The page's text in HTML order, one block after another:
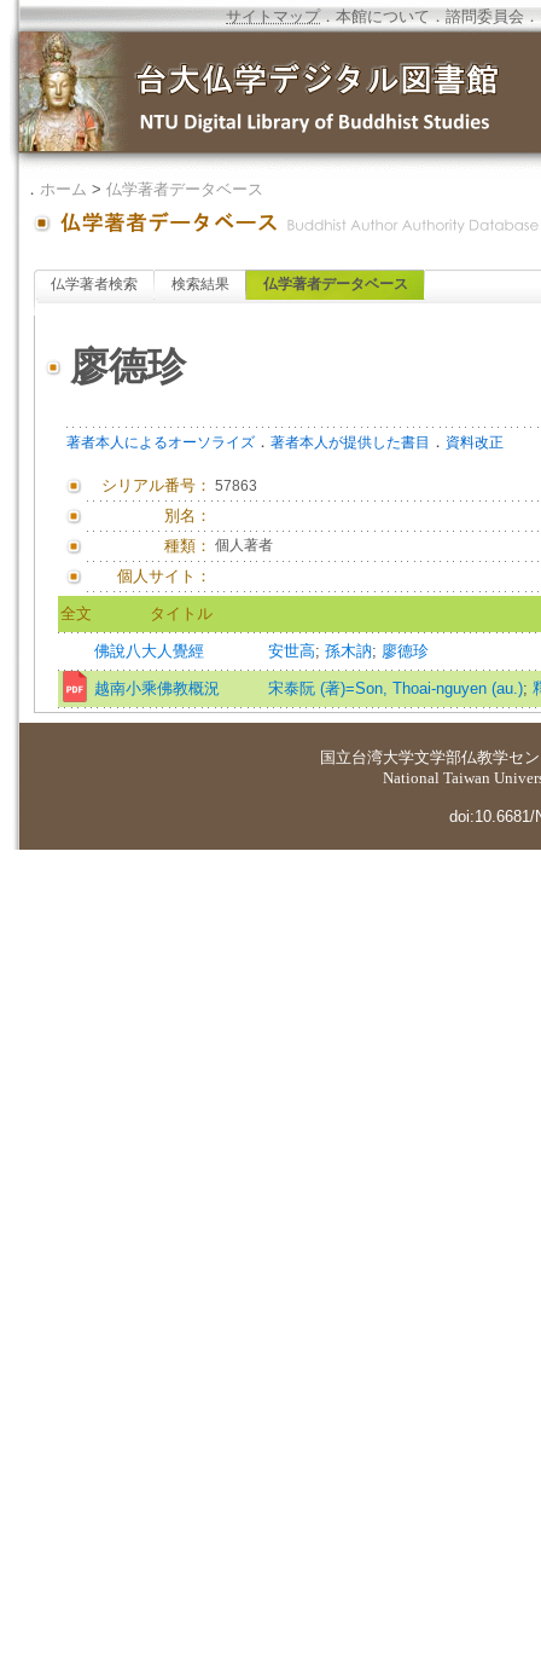
サイトマップ．本館について ．諮問委員会 ．
． ホーム > 仏学著者データベース
仏学著者検索 検索結果 仏学著者データベース
廖德珍
著者本人によるオーソライズ ． 著者本人が提供した書目 ． 資料改正
シリアル番号： 57863
別名：
種類： 個人著者
個人サイト：
全文 タイトル
佛說八大人覺經 安世高; 孫木訥; 廖德珍
越南小乘佛教概況 宋泰阮 (著)=Son, Thoai-nguyen (au.);
国立台湾大学文学部仏教学セ
National Taiwan
doi:10.6681/